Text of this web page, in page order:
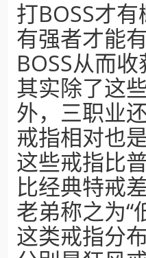
打BOSS才
有强者才能
BOSS从而收
其实除了这
外，三职业
戒指相对也
这些戒指比
比经典特戒
老弟称之为“
这类戒指分